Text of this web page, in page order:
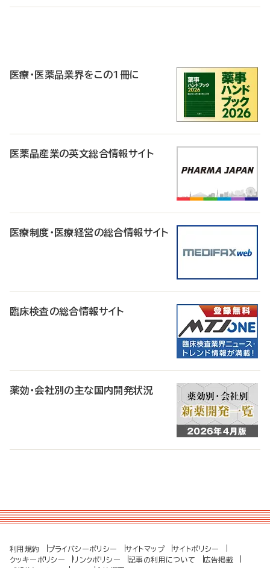
医療・医薬品業界をこの1冊に
医薬品産業の英文総合情報サイト
医療制度・医療経営の総合情報サイト
臨床検査の総合情報サイト
薬効・会社別の主な国内開発状況
利用規約 プライバシーポリシー サイトマップ
サイトポリシー
クッキーポリシー
リンクポリシー 記事の利用について
広告掲載